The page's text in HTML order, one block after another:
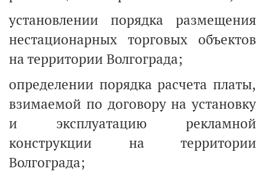
установлении порядка размещения
нестационарных торговых объектов
на территории Волгограда;
определении порядка расчета платы,
взимаемой по договору на установку
и эксплуатацию рекламной
конструкции на территории
Волгограда;